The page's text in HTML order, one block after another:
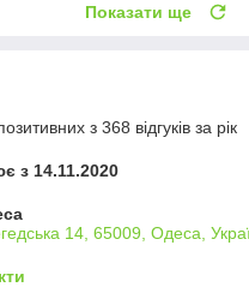
Показати ще
з 368 відгуків за рік
з 14.11.2020
14, 65009, Одеса,